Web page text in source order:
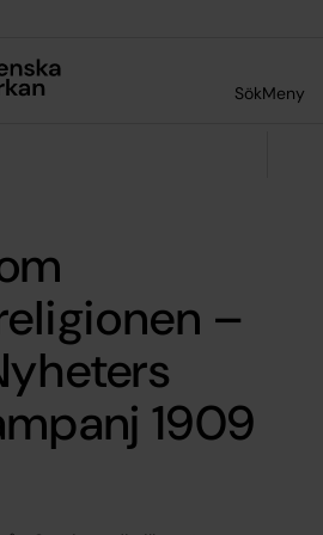
SökMeny
–
1909